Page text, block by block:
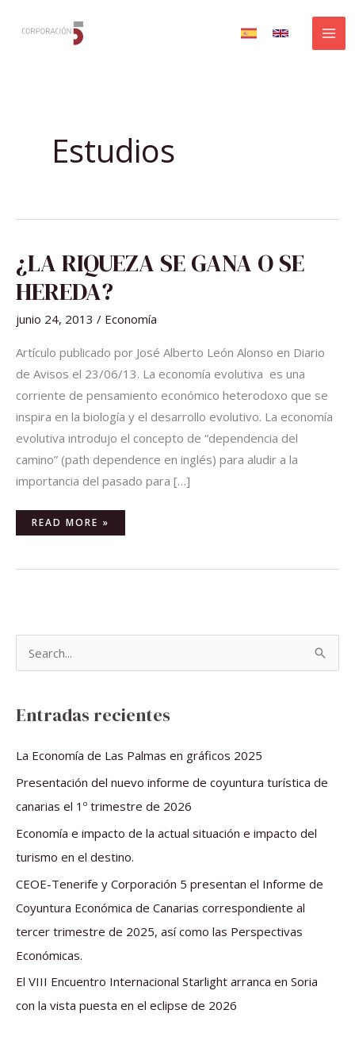
Estudios
¿LA RIQUEZA SE GANA O SE
HEREDA?
junio 24, 2013 / Economía
Artículo publicado por José Alberto León Alonso en Diario
de Avisos el 23/06/13. La economía evolutiva es una
corriente de pensamiento económico heterodoxo que se
inspira en la biología y el desarrollo evolutivo. La economía
evolutiva introdujo el concepto de “dependencia del
camino” (path dependence en inglés) para aludir a la
importancia del pasado para […]
¿LA
RIQUEZA
SE
GANA
O
SE
READ MORE »
a
r
Entradas recientes
La Economía de Las Palmas en gráficos 2025
Presentación del nuevo informe de coyuntura turística de
canarias el 1º trimestre de 2026
Economía e impacto de la actual situación e impacto del
turismo en el destino.
CEOE-Tenerife y Corporación 5 presentan el Informe de
Coyuntura Económica de Canarias correspondiente al
tercer trimestre de 2025, así como las Perspectivas
Económicas.
El VIII Encuentro Internacional Starlight arranca en Soria
con la vista puesta en el eclipse de 2026